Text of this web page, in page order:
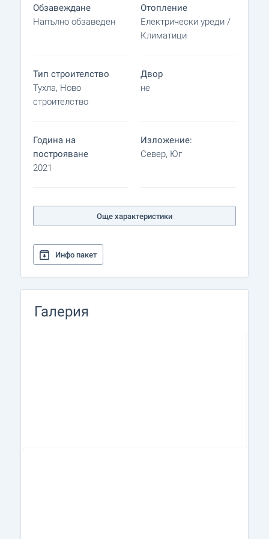
Обзавеждане
Напълно обзаведен
Отопление
Електрически уреди /
Климатици
Тип строителство
Тухла, Ново
строителство
Двор
не
Година на
построяване
2021
Изложение:
Север, Юг
Още характеристики
Инфо пакет
Галерия